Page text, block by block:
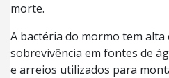
morte.
A bactéria do mormo tem alta
sobrevivência em fontes de
e arreios utilizados para